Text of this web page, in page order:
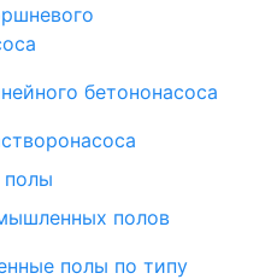
бетононасоса
полов
полы по типу